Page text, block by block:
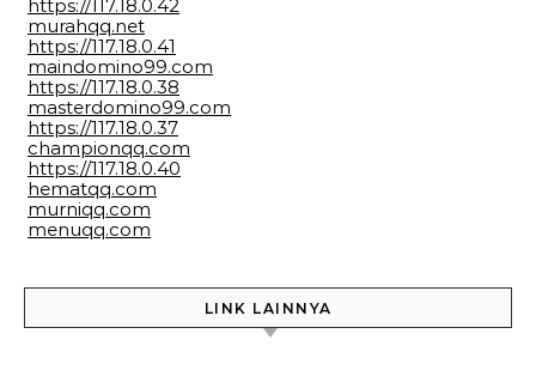
https://117.18.0.42
murahqq.net
https://117.18.0.41
maindomino99.com
https://117.18.0.38
masterdomino99.com
https://117.18.0.37
championqq.com
https://117.18.0.40
hematqq.com
murniqq.com
menuqq.com
LINK LAINNYA